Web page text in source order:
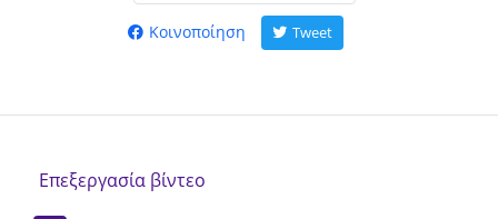
Κοινοποίηση Tweet
Επεξεργασία βίντεο